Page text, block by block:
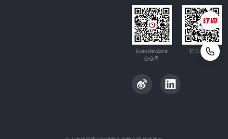
QuecDevZone
公众号
官方公众号